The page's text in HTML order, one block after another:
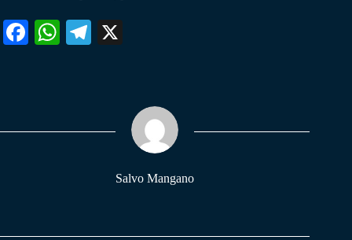
Fa W
pp
Te
m
Salvo Mangano